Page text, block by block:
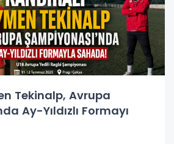
Tekinalp, Avrupa
Ay-Yıldızlı Formayı